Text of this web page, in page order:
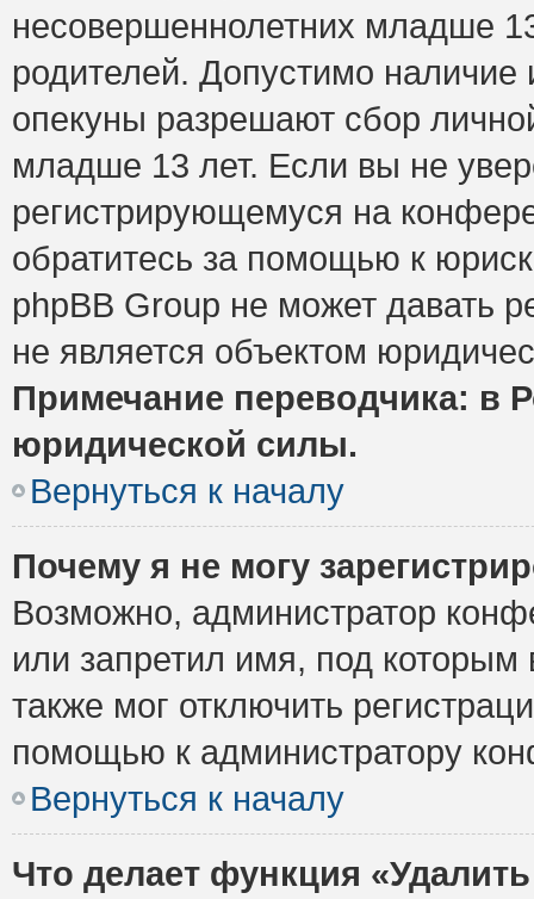
несовершеннолетних младше
родителей. Допустимо наличие
опекуны разрешают сбор
младше 13 лет. Если вы не
регистрирующемуся на
обратитесь за помощью к
phpBB Group не может давать
не является объектом
Примечание переводчика: в
юридической силы.
Вернуться к началу
Почему я не могу
Возможно, администратор
или запретил имя, под которым
также мог отключить
помощью к администратору
Вернуться к началу
Что делает функция